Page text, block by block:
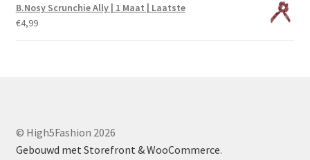
B.Nosy Scrunchie Ally | 1 Maat | Laatste
€4,99
© High5Fashion 2026
Gebouwd met Storefront & WooCommerce.